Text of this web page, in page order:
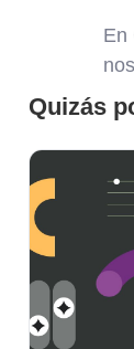
En
Quizás